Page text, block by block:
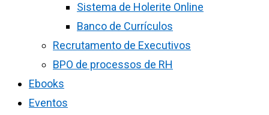
Sistema de Holerite Online
Banco de Currículos
Recrutamento de Executivos
BPO de processos de RH
Ebooks
Eventos